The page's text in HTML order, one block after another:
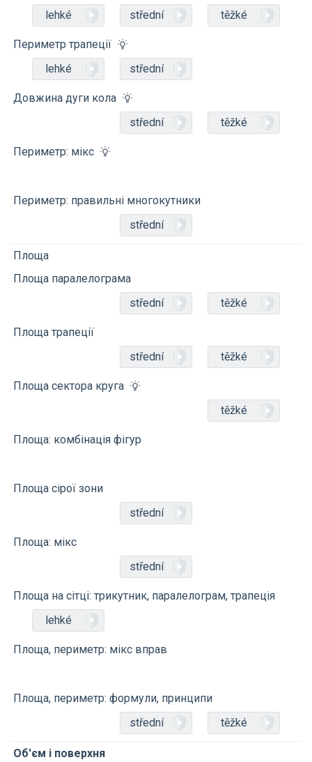
lehké
střední těžké
Периметр трапеції
lehké
střední
Довжина дуги кола
střední
těžké
Периметр: мікс
Периметр: правильні многокутники
střední
Площа
Площа паралелограма
střední
těžké
Площа трапеції
střední
těžké
Площа сектора круга
těžké
Площа: комбінація фігур
Площа сірої зони
střední
Площа: мікс
střední
Площа на сітці: трикутник, паралелограм, трапеція
lehké
Площа, периметр: мікс вправ
Площа, периметр: формули, принципи
střední
těžké
Об'єм і поверхня